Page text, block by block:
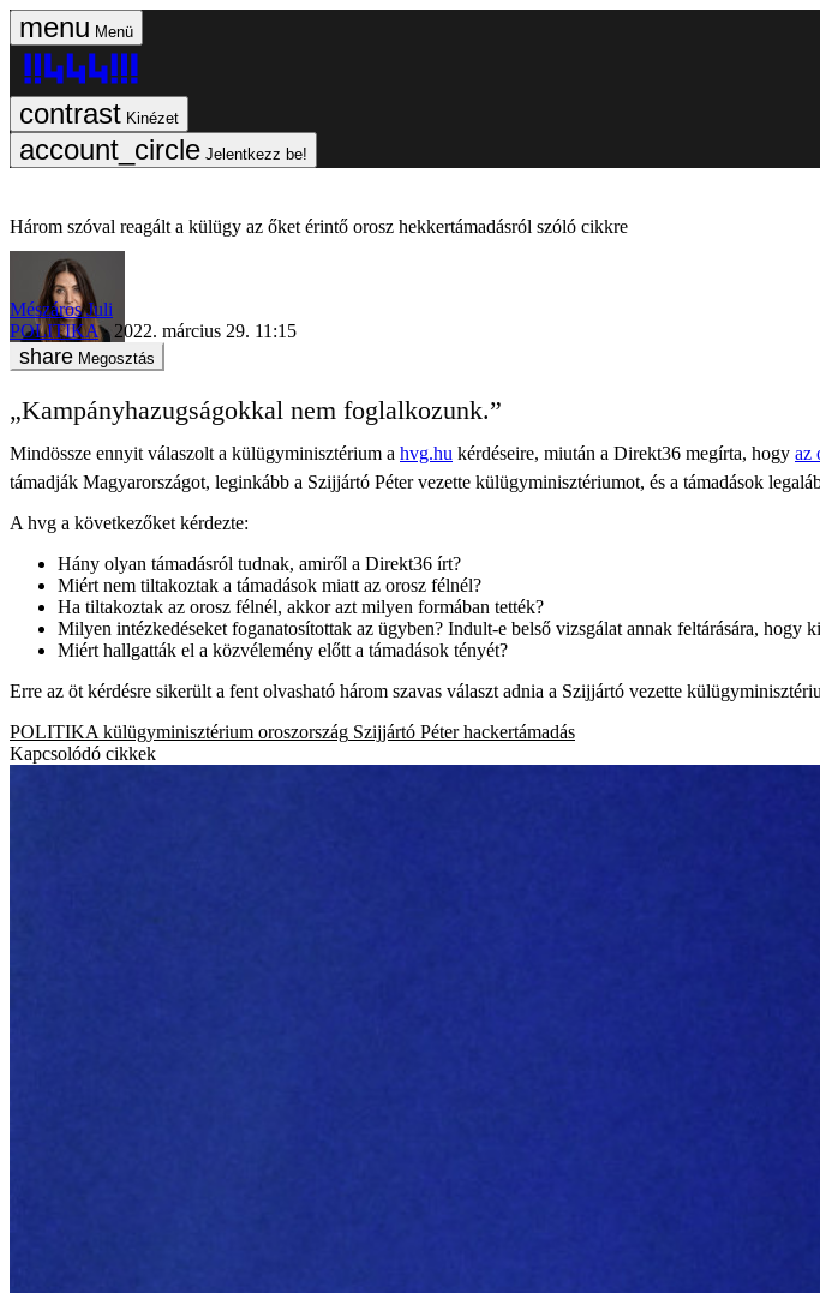
Menü
Kinézet
Jelentkezz be!
Három szóval reagált a külügy az őket érintő orosz hekkertámadásról szóló cikkre
Mészáros Juli
POLITIKA
2022. március 29. 11:15
Megosztás
„Kampányhazugságokkal nem foglalkozunk.”
Mindössze ennyit válaszolt a külügyminisztérium a hvg.hu kérdéseire, miután a Direkt36 megírta, hogy az
támadják Magyarországot, leginkább a Szijjártó Péter vezette külügyminisztériumot, és a támadások
A hvg a következőket kérdezte:
Hány olyan támadásról tudnak, amiről a Direkt36 írt?
Miért nem tiltakoztak a támadások miatt az orosz félnél?
Ha tiltakoztak az orosz félnél, akkor azt milyen formában tették?
Milyen intézkedéseket foganatosítottak az ügyben? Indult-e belső vizsgálat annak feltárására, hogy
Miért hallgatták el a közvélemény előtt a támadások tényét?
Erre az öt kérdésre sikerült a fent olvasható három szavas választ adnia a Szijjártó vezette
POLITIKA külügyminisztérium oroszország Szijjártó Péter hackertámadás
Kapcsolódó cikkek